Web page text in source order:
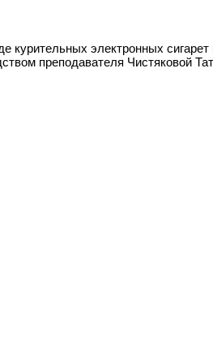
электронных
преподавателя Чистяковой